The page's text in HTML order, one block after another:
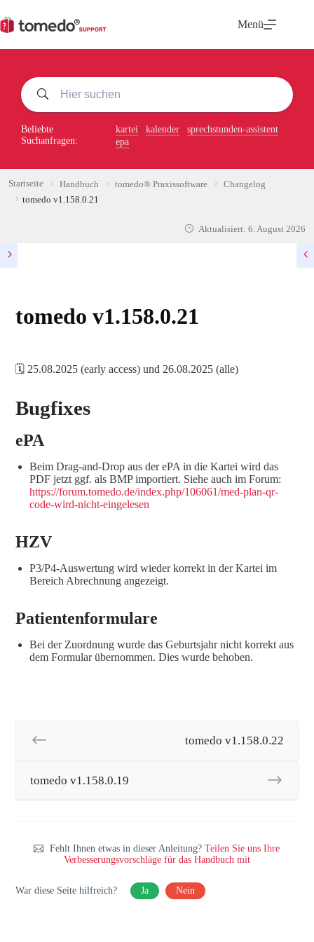
Inhalt
springen
Menü
Beliebte
Suchanfragen:
kartei kalender
sprechstunden-assistent
epa
Startseite Handbuch tomedo® Praxissoftware
Changelog
tomedo v1.158.0.21
Aktualisiert: 6. August 2026
tomedo v1.158.0.21
🗓️ 25.08.2025 (early access) und 26.08.2025 (alle)
Bugfixes
ePA
Beim Drag-and-Drop aus der ePA in die Kartei wird das
PDF jetzt ggf. als BMP importiert. Siehe auch im Forum:
https://forum.tomedo.de/index.php/106061/med-plan-qr-
code-wird-nicht-eingelesen
HZV
P3/P4-Auswertung wird wieder korrekt in der Kartei im
Bereich Abrechnung angezeigt.
Patientenformulare
Bei der Zuordnung wurde das Geburtsjahr nicht korrekt aus
dem Formular übernommen. Dies wurde behoben.
tomedo v1.158.0.22
tomedo v1.158.0.19
Fehlt Ihnen etwas in dieser Anleitung?Teilen Sie uns Ihre
Verbesserungsvorschläge für das Handbuch mit
War diese Seite hilfreich? Ja Nein